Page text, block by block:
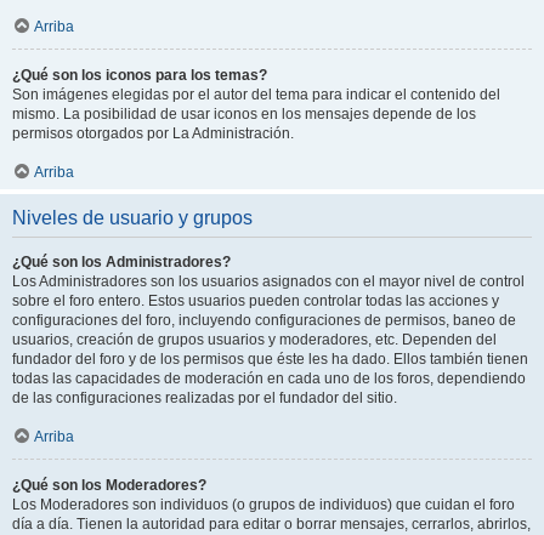
Arriba
¿Qué son los iconos para los temas?
Son imágenes elegidas por el autor del tema para indicar el contenido del
mismo. La posibilidad de usar iconos en los mensajes depende de los
permisos otorgados por La Administración.
Arriba
Niveles de usuario y grupos
¿Qué son los Administradores?
Los Administradores son los usuarios asignados con el mayor nivel de control
sobre el foro entero. Estos usuarios pueden controlar todas las acciones y
configuraciones del foro, incluyendo configuraciones de permisos, baneo de
usuarios, creación de grupos usuarios y moderadores, etc. Dependen del
fundador del foro y de los permisos que éste les ha dado. Ellos también tienen
todas las capacidades de moderación en cada uno de los foros, dependiendo
de las configuraciones realizadas por el fundador del sitio.
Arriba
¿Qué son los Moderadores?
Los Moderadores son individuos (o grupos de individuos) que cuidan el foro
día a día. Tienen la autoridad para editar o borrar mensajes, cerrarlos, abrirlos,